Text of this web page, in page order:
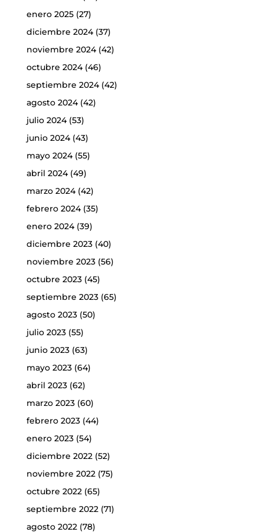
enero 2025(27)
diciembre 2024(37)
noviembre 2024(42)
octubre 2024(46)
septiembre 2024(42)
agosto 2024(42)
julio 2024(53)
junio 2024(43)
mayo 2024(55)
abril 2024(49)
marzo 2024(42)
febrero 2024(35)
enero 2024(39)
diciembre 2023(40)
noviembre 2023(56)
octubre 2023(45)
septiembre 2023(65)
agosto 2023(50)
julio 2023(55)
junio 2023(63)
mayo 2023(64)
abril 2023(62)
marzo 2023(60)
febrero 2023(44)
enero 2023(54)
diciembre 2022(52)
noviembre 2022(75)
octubre 2022(65)
septiembre 2022(71)
agosto 2022(78)